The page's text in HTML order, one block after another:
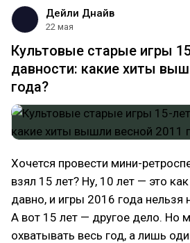
Дейли Днайв
22 мая
Культовые старые игры
давности: какие хиты
года?
Хочется провести мини-
взял 15 лет? Ну, 10 лет — это
давно, и игры 2016 года нельзя
А вот 15 лет — другое дело. Но
охватывать весь год, а лишь